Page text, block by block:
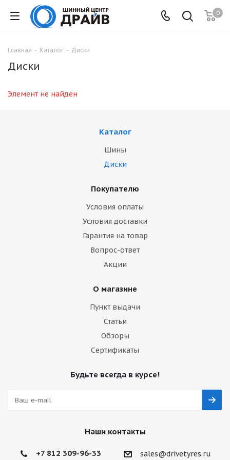
0
Главная - Каталог - Диски
Диски
Элемент не найден
Каталог
Шины
Диски
Покупателю
Условия оплаты
Условия доставки
Гарантия на товар
Вопрос-ответ
Акции
О магазине
Пункт выдачи
Статьи
Обзоры
Сертификаты
Будьте всегда в курсе!
Наши контакты
+7 812 309-96-33 sales@drivetyres.ru